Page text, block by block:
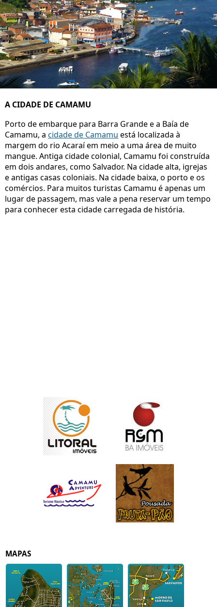
A CIDADE DE CAMAMU
Porto de embarque para Barra Grande e a Baía de
Camamu, a cidade de Camamu está localizada à
margem do rio Acaraí em meio a uma área de muito
mangue. Antiga cidade colonial, Camamu foi construída
em dois andares, como Salvador. Na cidade alta, igrejas
e antigas casas coloniais. Na cidade baixa, o porto e os
comércios. Para muitos turistas Camamu é apenas um
lugar de passagem, mas vale a pena reservar um tempo
para conhecer esta cidade carregada de história.
MAPAS